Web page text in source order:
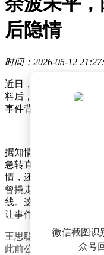
后隐情
时间：2026-05-12
近日，黄一鸣再次成为
料后，其闺蜜也公开揭
事件背后牵扯出的复杂
据知情人士透露，黄一
急转直下。闺蜜在社
情，还长期利用单亲妈
曾撬走自己交往多年
线。这些指控虽未提供
让事件可信度大幅提升。
王思聪相关话题再次被
此前公开孩子父亲身份
微信截图识
众号